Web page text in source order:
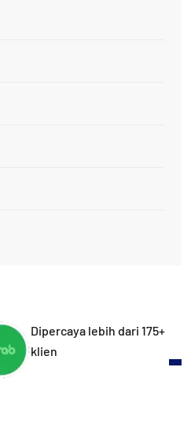
Dipercaya lebih dari 175+
klien